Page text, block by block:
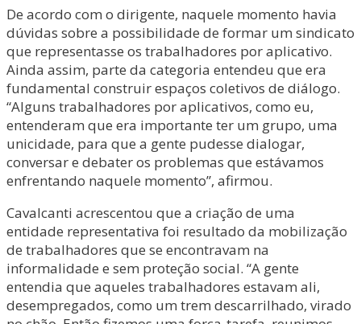
De acordo com o dirigente, naquele momento havia
dúvidas sobre a possibilidade de formar um sindicato
que representasse os trabalhadores por aplicativo.
Ainda assim, parte da categoria entendeu que era
fundamental construir espaços coletivos de diálogo.
“Alguns trabalhadores por aplicativos, como eu,
entenderam que era importante ter um grupo, uma
unicidade, para que a gente pudesse dialogar,
conversar e debater os problemas que estávamos
enfrentando naquele momento”, afirmou.
Cavalcanti acrescentou que a criação de uma
entidade representativa foi resultado da mobilização
de trabalhadores que se encontravam na
informalidade e sem proteção social. “A gente
entendia que aqueles trabalhadores estavam ali,
desempregados, como um trem descarrilhado, virado